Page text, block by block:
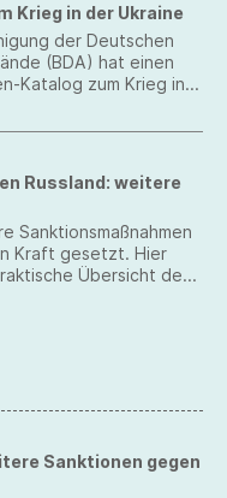
Krieg in der Ukraine
der Deutschen
(BDA) hat einen
Katalog zum Krieg in
Russland: weitere
Sanktionsmaßnahmen
Kraft gesetzt. Hier
Übersicht des
Sanktionen gegen